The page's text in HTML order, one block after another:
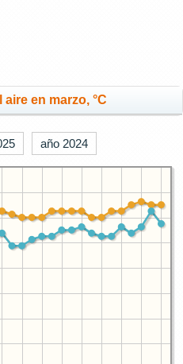
en marzo, °C
año 2024